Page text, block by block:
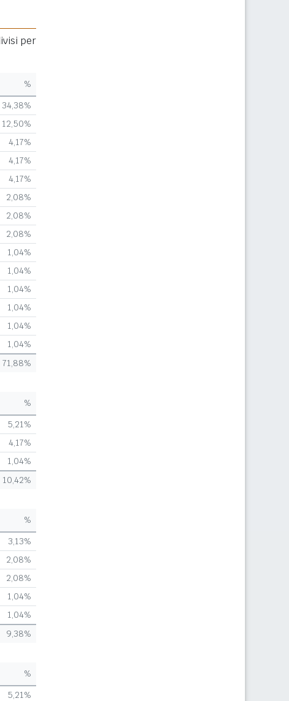
per
%
34,38%
12,50%
4,17%
4,17%
4,17%
2,08%
2,08%
2,08%
1,04%
1,04%
1,04%
1,04%
1,04%
1,04%
71,88%
%
5,21%
4,17%
1,04%
10,42%
%
3,13%
2,08%
2,08%
1,04%
1,04%
9,38%
%
5,21%